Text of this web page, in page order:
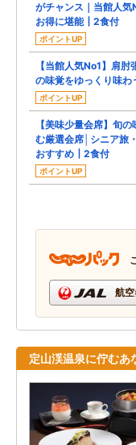
がチャンス｜当館人気
お得に堪能┃2食付
ポイントUP
【当館人気No1】肩
の味覚をゆっくり味
ポイントUP
【美味少量会席】旬
む厳選会席│シニア旅
おすすめ┃2食付
ポイントUP
航
定山渓温泉に佇むあ